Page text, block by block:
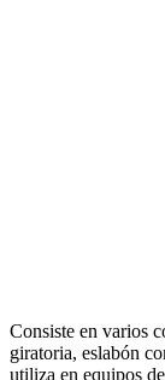
Consiste en varios
giratoria, eslabón
utiliza en equipos